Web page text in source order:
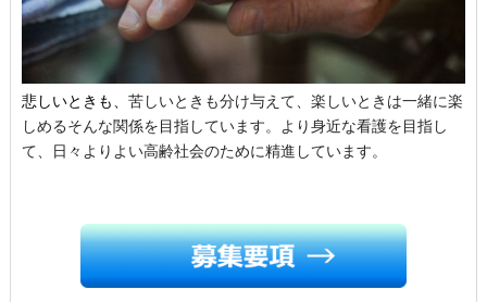
悲しいときも
苦しいときも分け与えて、楽しいときは一緒に楽
しめるそんな関係を目指しています。より身近な看護を目指し
て、日々よりよい高齢社会のために精進しています。